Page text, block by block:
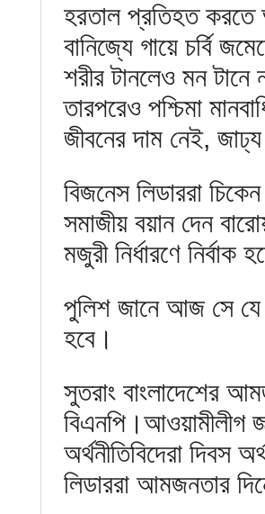
হরতাল প্রতিহত করতে
বানিজ্যে গায়ে চর্বি
শরীর টানলেও মন টানে
তারপরেও পশ্চিমা
জীবনের দাম নেই,
বিজনেস লিডাররা
সমাজীয় বয়ান দেন
মজুরী নির্ধারণে নির্বাক
পুলিশ জানে আজ সে যে
হবে।
সুতরাং বাংলাদেশের
বিএনপি।আওয়ামীলীগ
অর্থনীতিবিদেরা দিবস
লিডাররা আমজনতার